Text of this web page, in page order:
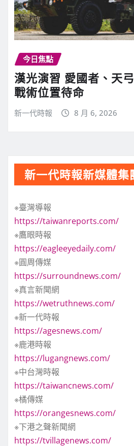
今日焦點
漢光演習 愛國者、天
戰術位置待命
新一代時報 8 月 6, 2026
新一代時報新媒體集
※臺灣導報
https://taiwanreports.com/
※鷹眼時報
https://eagleeyedaily.com/
※圓周傳媒
https://surroundnews.com/
※真言新聞網
https://wetruthnews.com/
※新一代時報
https://agesnews.com/
※鹿港時報
https://lugangnews.com/
※中台灣時報
https://taiwancnews.com/
※橘傳媒
https://orangesnews.com/
※下港之聲新聞網
https://tvillagenews.com/